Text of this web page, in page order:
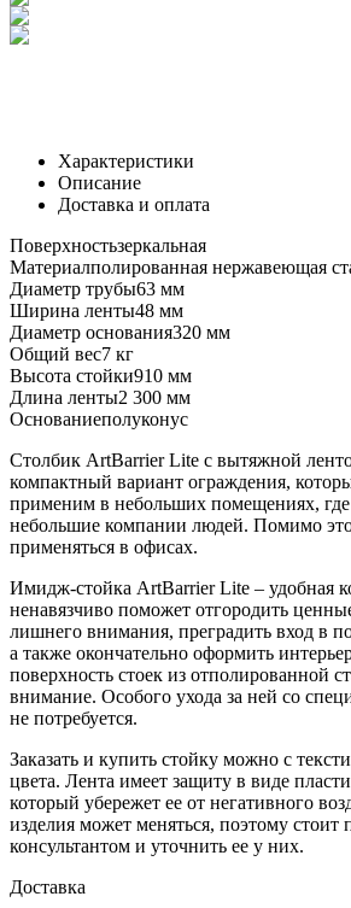
Характеристики
Описание
Доставка и оплата
Поверхностьзеркальная
Материалполированная нержавеющая
Диаметр трубы63 мм
Ширина ленты48 мм
Диаметр основания320 мм
Общий вес7 кг
Высота стойки910 мм
Длина ленты2 300 мм
Основаниеполуконус
Столбик ArtBarrier Lite с вытяжной
компактный вариант ограждения,
применим в небольших помещениях,
небольшие компании людей. Помимо
применяться в офисах.
Имидж-стойка ArtBarrier Lite – удобная
ненавязчиво поможет отгородить
лишнего внимания, преградить вход в
а также окончательно оформить
поверхность стоек из отполированной
внимание. Особого ухода за ней со
не потребуется.
Заказать и купить стойку можно с
цвета. Лента имеет защиту в виде
который убережет ее от негативного
изделия может меняться, поэтому стоит
консультантом и уточнить ее у них.
Доставка